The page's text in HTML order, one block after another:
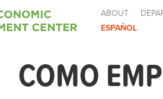
ABOUT
ESPAÑOL
COMO